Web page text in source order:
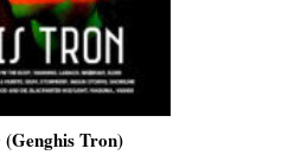
(Genghis Tron)